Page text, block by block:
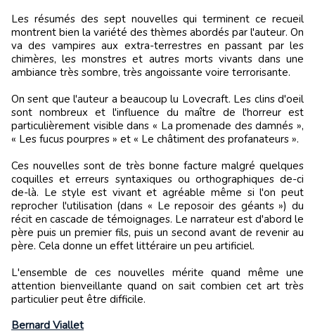
Les résumés des sept nouvelles qui terminent ce recueil
montrent bien la variété des thèmes abordés par l'auteur. On
va des vampires aux extra-terrestres en passant par les
chimères, les monstres et autres morts vivants dans une
ambiance très sombre, très angoissante voire terrorisante.
On sent que l'auteur a beaucoup lu Lovecraft. Les clins d'oeil
sont nombreux et l'influence du maître de l'horreur est
particulièrement visible dans « La promenade des damnés »,
« Les fucus pourpres » et « Le châtiment des profanateurs ».
Ces nouvelles sont de très bonne facture malgré quelques
coquilles et erreurs syntaxiques ou orthographiques de-ci
de-là. Le style est vivant et agréable même si l'on peut
reprocher l'utilisation (dans « Le reposoir des géants ») du
récit en cascade de témoignages. Le narrateur est d'abord le
père puis un premier fils, puis un second avant de revenir au
père. Cela donne un effet littéraire un peu artificiel.
L'ensemble de ces nouvelles mérite quand même une
attention bienveillante quand on sait combien cet art très
particulier peut être difficile.
Bernard Viallet